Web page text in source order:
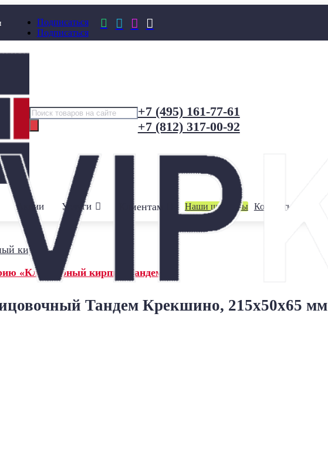
Подписаться
Подписаться
   
Поиск
товаров
+7 (495) 161-77-61
+7 (812) 317-00-92
Акции Услуги Клиентам Наши шоурумы Контакты
кирпич/
«Клинкерный кирпич Тандем»
Тандем Крекшино, 215x50x65 мм